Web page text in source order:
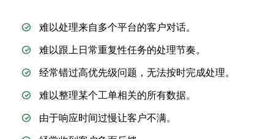
难以处理来自多个平台的客户对话。
难以跟上日常重复性任务的处理节奏。
经常错过高优先级问题，无法按时完成处理。
难以整理某个工单相关的所有数据。
由于响应时间过慢让客户不满。